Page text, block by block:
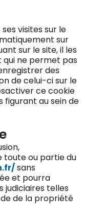
visites sur le
sur
sur le site, il les
qui ne permet pas
des
de celui-ci sur le
ce cookie
figurant au sein de
toute ou partie du
sans
et pourra
judiciaires telles
de la propriété